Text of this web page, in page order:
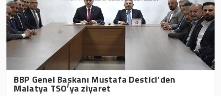
BBP Genel Başkanı Mustafa Destici’den
Malatya TSO’ya ziyaret